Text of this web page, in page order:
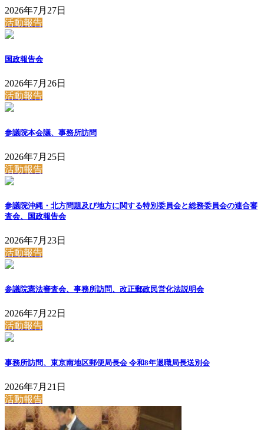
2026年7月27日
活動報告
国政報告会
2026年7月26日
活動報告
参議院本会議、事務所訪問
2026年7月25日
活動報告
参議院沖縄・北方問題及び地方に関する特別委員会と総務委員会の連合審
査会、国政報告会
2026年7月23日
活動報告
参議院憲法審査会、事務所訪問、改正郵政民営化法説明会
2026年7月22日
活動報告
事務所訪問、東京南地区郵便局長会 令和8年退職局長送別会
2026年7月21日
活動報告